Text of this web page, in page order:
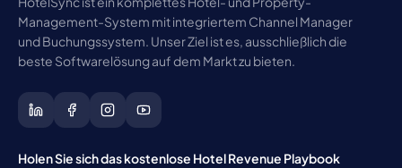
Management-System mit integriertem Channel Manager
und Buchungssystem. Unser Ziel ist es, ausschließlich die
beste Softwarelösung auf dem Markt zu bieten.
Holen Sie sich das kostenlose Hotel Revenue Playbook